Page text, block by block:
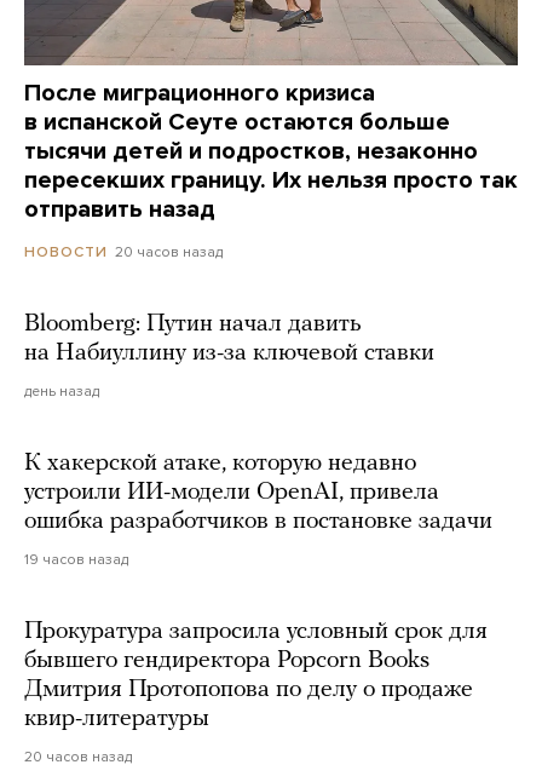
После миграционного кризиса
в испанской Сеуте остаются больше
тысячи детей и подростков, незаконно
пересекших границу. Их нельзя просто так
отправить назад
НОВОСТИ 20 часов назад
Bloomberg: Путин начал давить
на Набиуллину из-за ключевой ставки
день назад
К хакерской атаке, которую недавно
устроили ИИ-модели OpenAI, привела
ошибка разработчиков в постановке задачи
19 часов назад
Прокуратура запросила условный срок для
бывшего гендиректора Popcorn Books
Дмитрия Протопопова по делу о продаже
квир-литературы
20 часов назад